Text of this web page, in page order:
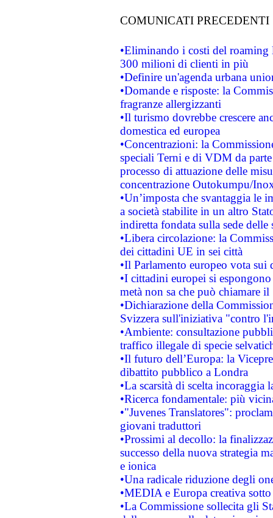
COMUNICATI PRECEDENTI
•Eliminando i costi del roaming
300 milioni di clienti in più
•Definire un'agenda urbana
•Domande e risposte: la
fragranze allergizzanti
•Il turismo dovrebbe crescere
domestica ed europea
•Concentrazioni: la
speciali Terni e di VDM da
processo di attuazione delle
concentrazione Outokumpu/
•Un’imposta che svantaggia le
a società stabilite in un altro
indiretta fondata sulla sede delle
•Libera circolazione: la
dei cittadini UE in sei città
•Il Parlamento europeo vota sui
•I cittadini europei si
metà non sa che può chiamare
•Dichiarazione della
Svizzera sull'iniziativa "contro
•Ambiente: consultazione
traffico illegale di specie
•Il futuro dell’Europa: la
dibattito pubblico a Londra
•La scarsità di scelta
•Ricerca fondamentale: più
•"Juvenes Translatores":
giovani traduttori
•Prossimi al decollo: la
successo della nuova strategia
e ionica
•Una radicale riduzione degli
•MEDIA e Europa creativa
•La Commissione sollecita gli